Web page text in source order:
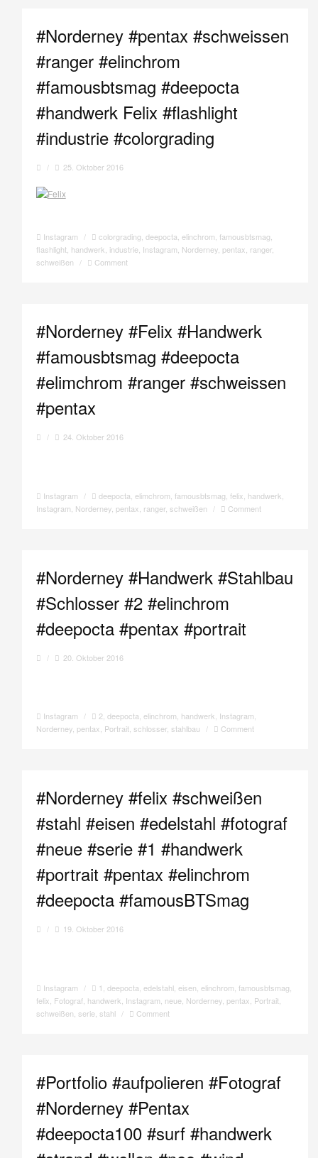
#Norderney #pentax #schweissen
#ranger #elinchrom
#famousbtsmag #deepocta
#handwerk Felix #flashlight
#industrie #colorgrading
/ 25. Oktober 2016
Instagram / colorgrading deepocta elinchrom famousbtsmag
flashlight, handwerk industrie, Instagram Norderney, pentax ranger,
schweißen / Comment
#Norderney #Felix #Handwerk
#famousbtsmag #deepocta
#elimchrom #ranger #schweissen
#pentax
/ 24. Oktober 2016
Instagram / deepocta elimchrom famousbtsmag felix handwerk
Instagram Norderney, pentax ranger, schweißen / Comment
#Norderney #Handwerk #Stahlbau
#Schlosser #2 #elinchrom
#deepocta #pentax #portrait
/ 20. Oktober 2016
Instagram / 2, deepocta, elinchrom, handwerk, Instagram,
Norderney, pentax, Portrait, schlosser, stahlbau / Comment
#Norderney #felix #schweißen
#stahl #eisen #edelstahl #fotograf
#neue #serie #1 #handwerk
#portrait #pentax #elinchrom
#deepocta #famousBTSmag
/ 19. Oktober 2016
Instagram / 1, deepocta, edelstahl, eisen, elinchrom, famousbtsmag,
felix, Fotograf, handwerk, Instagram, neue, Norderney, pentax, Portrait,
schweißen, serie, stahl / Comment
#Portfolio #aufpolieren #Fotograf
#Norderney #Pentax
#deepocta100 #surf #handwerk